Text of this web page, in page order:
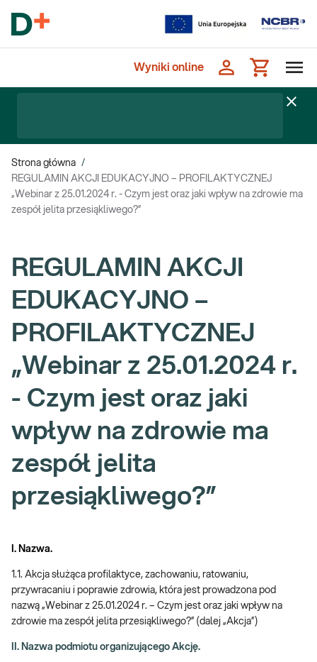
Wyniki online
Strona główna /
REGULAMIN AKCJI EDUKACYJNO – PROFILAKTYCZNEJ
„Webinar z 25.01.2024 r. - Czym jest oraz jaki wpływ na zdrowie ma
zespół jelita przesiąkliwego?”
REGULAMIN AKCJI
EDUKACYJNO –
PROFILAKTYCZNEJ
„Webinar z 25.01.2024 r.
- Czym jest oraz jaki
wpływ na zdrowie ma
zespół jelita
przesiąkliwego?”
I. Nazwa.
1.1. Akcja służąca profilaktyce, zachowaniu, ratowaniu,
przywracaniu i poprawie zdrowia, która jest prowadzona pod
nazwą „Webinar z 25.01.2024 r. – Czym jest oraz jaki wpływ na
zdrowie ma zespół jelita przesiąkliwego?” (dalej „Akcja”)
II. Nazwa podmiotu organizującego Akcję.